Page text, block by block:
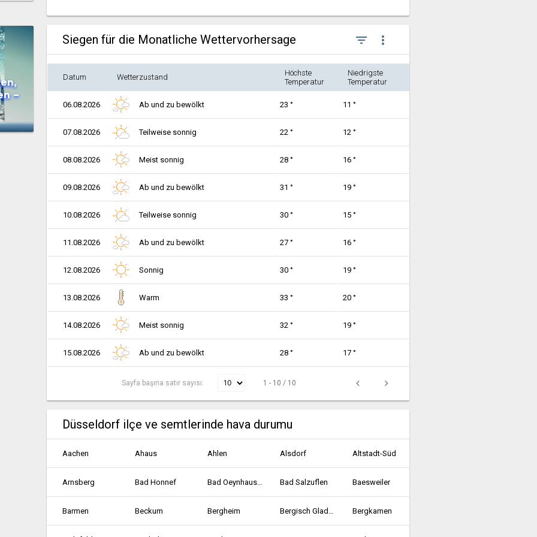
–
Siegen für die Monatliche Wettervorhersage filter_list more_vert
Datum Wetterzustand
Höchste
Temperatur
Niedrigste
Temperatur
06.08.2026 Ab und zu bewölkt 23 ° 11 °
07.08.2026 Teilweise sonnig 22 ° 12 °
08.08.2026 Meist sonnig 28 ° 16 °
09.08.2026 Ab und zu bewölkt 31 ° 19 °
10.08.2026 Teilweise sonnig 30 ° 15 °
11.08.2026 Ab und zu bewölkt 27 ° 16 °
12.08.2026 Sonnig 30 ° 19 °
13.08.2026 Warm 33 ° 20 °
14.08.2026 Meist sonnig 32 ° 19 °
15.08.2026 Ab und zu bewölkt 28 ° 17 °
Sayfa başına satır sayısı: 1 - 10 / 10
Düsseldorf ilçe ve semtlerinde hava durumu
Aachen Ahaus Ahlen Alsdorf Altstadt-Süd
Arnsberg Bad Honnef Bad Oeynhausen Bad Salzuflen Baesweiler
Barmen Beckum Bergheim Bergisch Gladbach Bergkamen